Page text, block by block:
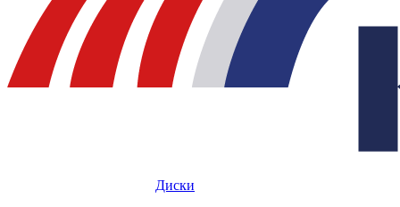
Диски